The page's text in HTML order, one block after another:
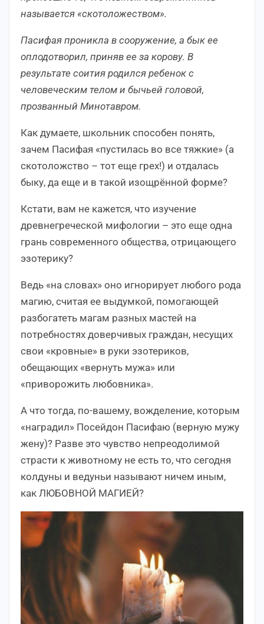
называется «скотоложеством».
Пасифая проникла в сооружение, а бык ее
оплодотворил, приняв ее за корову. В
результате соития родился ребенок с
человеческим телом и бычьей головой,
прозванный Минотавром.
Как думаете, школьник способен понять,
зачем Пасифая «пустилась во все тяжкие» (а
скотоложство – тот еще грех!) и отдалась
быку, да еще и в такой изощрённой форме?
Кстати, вам не кажется, что изучение
древнегреческой мифологии – это еще одна
грань современного общества, отрицающего
эзотерику?
Ведь «на словах» оно игнорирует любого рода
магию, считая ее выдумкой, помогающей
разбогатеть магам разных мастей на
потребностях доверчивых граждан, несущих
свои «кровные» в руки эзотериков,
обещающих «вернуть мужа» или
«приворожить любовника».
А что тогда, по-вашему, вожделение, которым
«наградил» Посейдон Пасифаю (верную мужу
жену)? Разве это чувство непреодолимой
страсти к животному не есть то, что сегодня
колдуны и ведуньи называют ничем иным,
как ЛЮБОВНОЙ МАГИЕЙ?